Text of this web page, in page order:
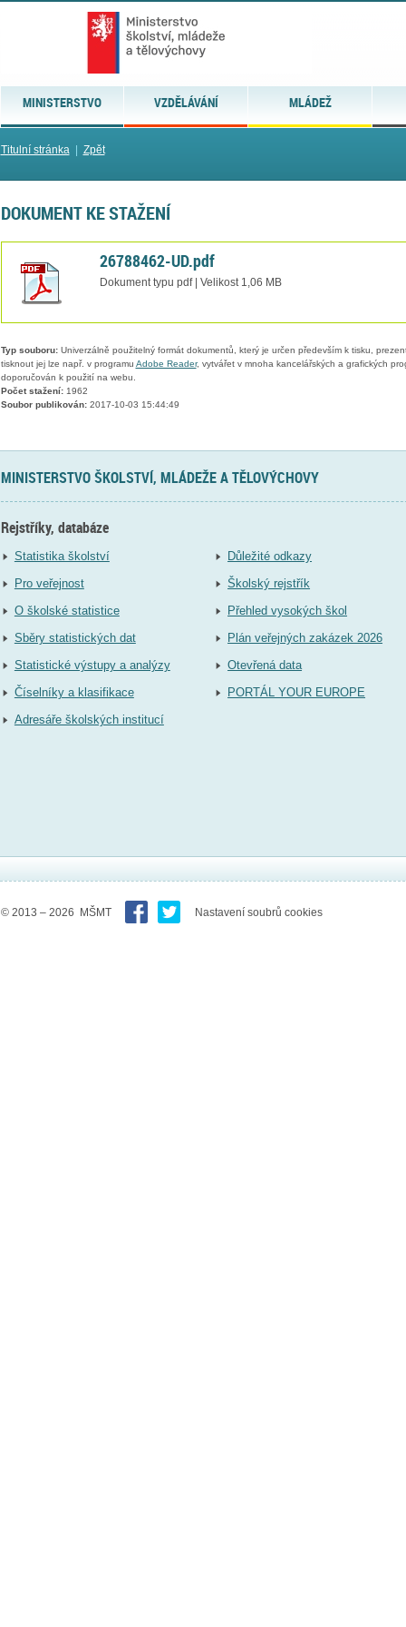
MINISTERSTVO VZDĚLÁVÁNÍ MLÁDEŽ
Titulní stránka| Zpět
DOKUMENT KE STAŽENÍ
26788462-UD.pdf
Dokument typu pdf | Velikost 1,06 MB
Typ souboru:Univerzálně použitelný formát dokumentů, který je určen především k tisku,
tisknout jej lze např. v programu Adobe Reader, vytvářet v mnoha kancelářských a grafických
doporučován k použití na webu.
Počet stažení:1962
Soubor publikován:2017-10-03 15:44:49
MINISTERSTVO ŠKOLSTVÍ, MLÁDEŽE A TĚLOVÝCHOVY
Rejstříky, databáze
Statistika školství
Pro veřejnost
O školské statistice
Sběry statistických dat
Statistické výstupy a analýzy
Číselníky a klasifikace
Adresáře školských institucí
Důležité odkazy
Školský rejstřík
Přehled vysokých škol
Plán veřejných zakázek 2026
Otevřená data
PORTÁL YOUR EUROPE
© 2013 – 2026 MŠMT Nastavení soubrů cookies